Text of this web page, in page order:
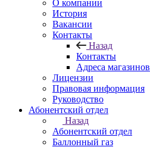
О компании
История
Вакансии
Контакты
Назад
Контакты
Адреса магазинов
Лицензии
Правовая информация
Руководство
Абонентский отдел
Назад
Абонентский отдел
Баллонный газ